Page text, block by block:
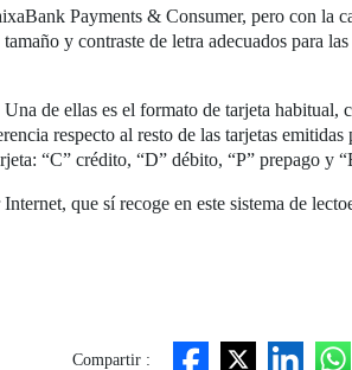
Payments & Consumer, pero con la
y contraste de letra adecuados para las
de ellas es el formato de tarjeta habitual,
respecto al resto de las tarjetas emitidas
“C” crédito, “D” débito, “P” prepago y
que sí recoge en este sistema de
Compartir :